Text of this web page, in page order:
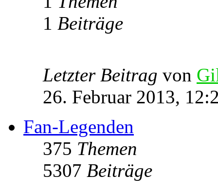
1 Beiträge
Letzter Beitrag von
26. Februar 2013,
Fan-Legenden
375 Themen
5307 Beiträge